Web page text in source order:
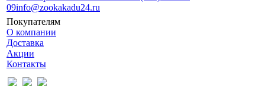
09info@zookakadu24.ru
Покупателям
О компании
Доставка
Акции
Контакты